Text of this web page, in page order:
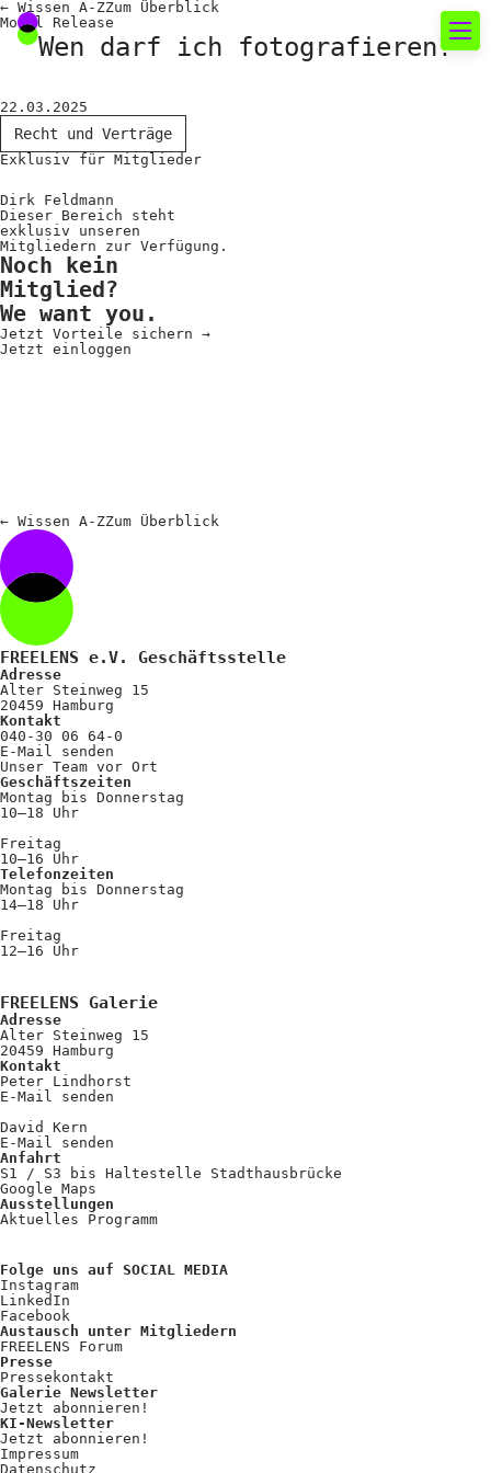
Neues rund um die
Fotografie
News
Termine
FREELENS Galerie
Showcases
Verband
Fotograf*innen
Regionalgruppen
Projekte und Publikationen
Foundation
Services für
Fotograf*innen
Mitglied werden
Presseausweis
Mein FREELENS
Wissen A-Z
← Wissen A-ZZum Überblick
Model Release
Wen darf ich fotografieren?
22.03.2025
Recht und Verträge
Exklusiv für Mitglieder
Dirk Feldmann
Dieser Bereich steht
exklusiv unseren
Mitgliedern zur Verfügung.
Noch kein
Mitglied?
We want you.
Jetzt Vorteile sichern →
Jetzt einloggen
← Wissen A-ZZum Überblick
FREELENS e.V. Geschäftsstelle
Adresse
Alter Steinweg 15
20459 Hamburg
Kontakt
040-30 06 64-0
E-Mail senden
Unser Team vor Ort
Geschäftszeiten
Montag bis Donnerstag
10–18 Uhr
Freitag
10–16 Uhr
Telefonzeiten
Montag bis Donnerstag
14–18 Uhr
Freitag
12–16 Uhr
FREELENS Galerie
Adresse
Alter Steinweg 15
20459 Hamburg
Kontakt
Peter Lindhorst
E-Mail senden
David Kern
E-Mail senden
Anfahrt
S1 / S3 bis Haltestelle Stadthausbrücke
Google Maps
Ausstellungen
Aktuelles Programm
Folge uns auf SOCIAL MEDIA
Instagram
LinkedIn
Facebook
Austausch unter Mitgliedern
FREELENS Forum
Presse
Pressekontakt
Galerie Newsletter
Jetzt abonnieren!
KI-Newsletter
Jetzt abonnieren!
Impressum
Datenschutz